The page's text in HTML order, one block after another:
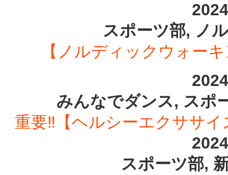
スポーツ部, ノ
【ノルディックウォー
みんなでダンス, スポ
重要‼️【ヘルシーエクササ
スポーツ部,